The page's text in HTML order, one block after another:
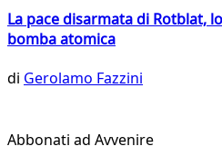
La pace disarmata di Rotblat,
bomba atomica
di Gerolamo Fazzini
Abbonati ad Avvenire